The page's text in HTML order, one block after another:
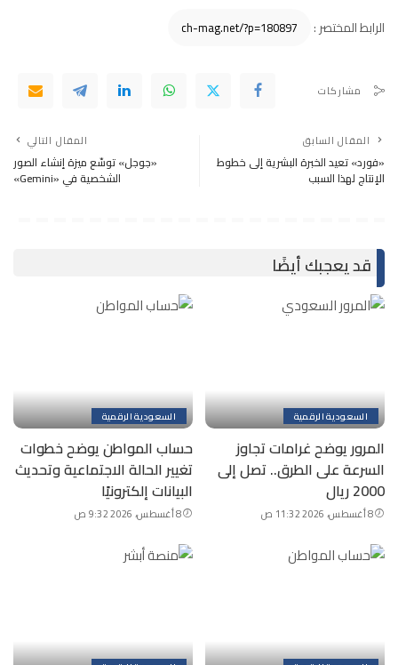
الرابط المختصر :
مشاركات
المقال السابق
«فورد» تعيد الخبرة البشرية إلى خطوط
الإنتاج لهذا السبب
المقال التالي
«جوجل» توسّع ميزة إنشاء الصور
الشخصية في «Gemini»
قد يعجبك أيضًا
السعودية الرقمية
المرور يوضح غرامات تجاوز
السرعة على الطرق.. تصل إلى
2000 ريال
8 أغسطس، 2026 11:32 ص
السعودية الرقمية
حساب المواطن يوضح خطوات
تغيير الحالة الاجتماعية وتحديث
البيانات إلكترونيًا
8 أغسطس، 2026 9:32 ص